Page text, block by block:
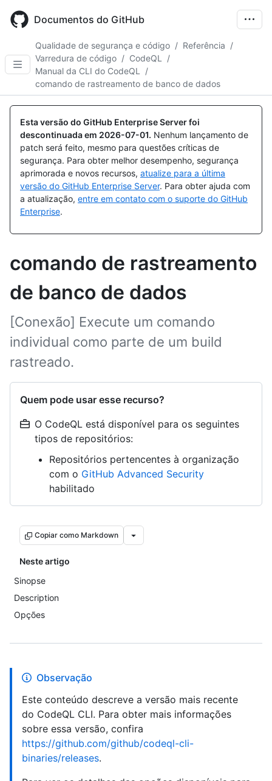
main
Documentos do GitHub
Qualidade de segurança e código / Referência /
Varredura de código / CodeQL
/
Manual da CLI do CodeQL
/
comando de rastreamento de banco de dados
Esta versão do GitHub Enterprise Server foi
descontinuada em 2026-07-01. Nenhum lançamento de
patch será feito, mesmo para questões críticas de
segurança. Para obter melhor desempenho, segurança
aprimorada e novos recursos, atualize para a última
versão do GitHub Enterprise Server. Para obter ajuda com
a atualização, entre em contato com o suporte do GitHub
Enterprise.
comando de rastreamento
de banco de dados
[Conexão] Execute um comando
individual como parte de um build
rastreado.
Quem pode usar esse recurso?
O CodeQL está disponível para os seguintes
tipos de repositórios:
Repositórios pertencentes à organização
com o GitHub Advanced Security
habilitado
Copiar como Markdown
Neste artigo
Sinopse
Description
Opções
Observação
Este conteúdo descreve a versão mais recente
do CodeQL CLI. Para obter mais informações
sobre essa versão, confira
https://github.com/github/codeql-cli-
binaries/releases.